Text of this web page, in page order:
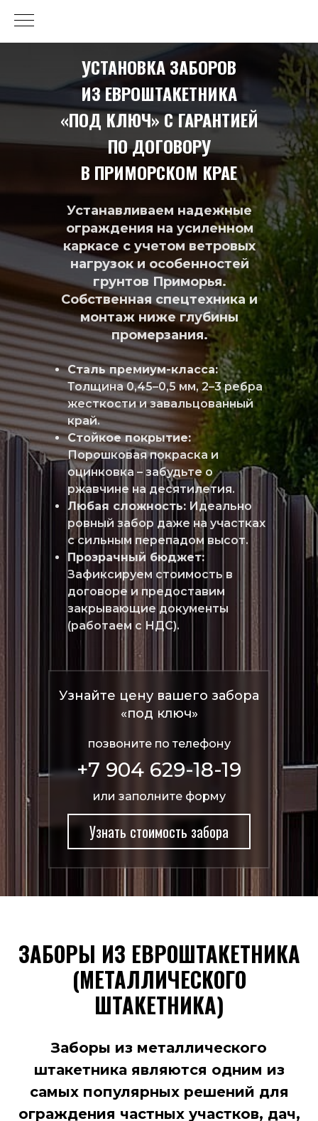
Узнать стоимость забора
или заполните форму
+7 904 629-18-19
позвоните по телефону
Узнайте цену вашего забора
«под ключ»
Устанавливаем надежные
ограждения на усиленном
каркасе с учетом ветровых
нагрузок и особенностей
грунтов Приморья.
Собственная спецтехника и
монтаж ниже глубины
промерзания.
Сталь премиум-класса:
Толщина 0,45–0,5 мм, 2–3 ребра
жесткости и завальцованный
край.
Стойкое покрытие:
Порошковая покраска и
оцинковка – забудьте о
ржавчине на десятилетия.
Любая сложность: Идеально
ровный забор даже на участках
с сильным перепадом высот.
Прозрачный бюджет:
Зафиксируем стоимость в
договоре и предоставим
закрывающие документы
(работаем с НДС).
УСТАНОВКА ЗАБОРОВ
ИЗ ЕВРОШТАКЕТНИКА
«ПОД КЛЮЧ» С ГАРАНТИЕЙ
ПО ДОГОВОРУ
В ПРИМОРСКОМ КРАЕ
ЗАБОРЫ ИЗ ЕВРОШТАКЕТНИКА
(МЕТАЛЛИЧЕСКОГО
ШТАКЕТНИКА)
Заборы из металлического
штакетника являются одним из
самых популярных решений для
ограждения частных участков, дач,